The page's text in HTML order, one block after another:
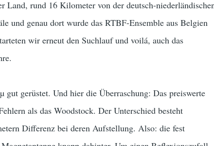
Land, rund 16 Kilometer von der deutsch-
und genau dort wurde das RTBF-Ensemble aus Belgien
wir erneut den Suchlauf und voilá, auch das
gerüstet. Und hier die Überraschung: Das preiswerte
als das Woodstock. Der Unterschied besteht
Differenz bei deren Aufstellung. Also: die fest